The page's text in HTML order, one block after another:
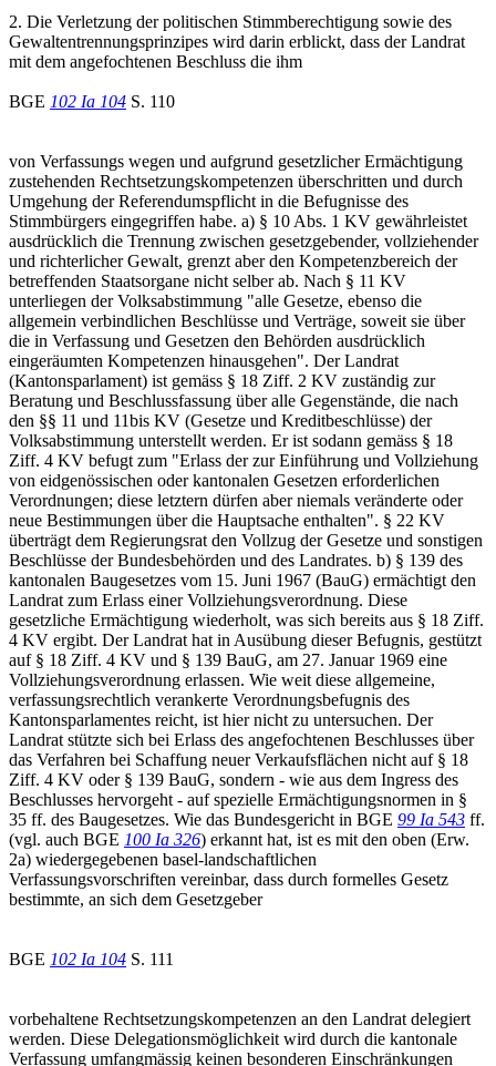
2. Die Verletzung der politischen Stimmberechtigung sowie des
Gewaltentrennungsprinzipes wird darin erblickt, dass der Landrat
mit dem angefochtenen Beschluss die ihm
BGE 102 Ia 104 S. 110
von Verfassungs wegen und aufgrund gesetzlicher Ermächtigung
zustehenden Rechtsetzungskompetenzen überschritten und durch
Umgehung der Referendumspflicht in die Befugnisse des
Stimmbürgers eingegriffen habe. a) § 10 Abs. 1 KV gewährleistet
ausdrücklich die Trennung zwischen gesetzgebender, vollziehender
und richterlicher Gewalt, grenzt aber den Kompetenzbereich der
betreffenden Staatsorgane nicht selber ab. Nach § 11 KV
unterliegen der Volksabstimmung "alle Gesetze, ebenso die
allgemein verbindlichen Beschlüsse und Verträge, soweit sie über
die in Verfassung und Gesetzen den Behörden ausdrücklich
eingeräumten Kompetenzen hinausgehen". Der Landrat
(Kantonsparlament) ist gemäss § 18 Ziff. 2 KV zuständig zur
Beratung und Beschlussfassung über alle Gegenstände, die nach
den §§ 11 und 11bis KV (Gesetze und Kreditbeschlüsse) der
Volksabstimmung unterstellt werden. Er ist sodann gemäss § 18
Ziff. 4 KV befugt zum "Erlass der zur Einführung und Vollziehung
von eidgenössischen oder kantonalen Gesetzen erforderlichen
Verordnungen; diese letztern dürfen aber niemals veränderte oder
neue Bestimmungen über die Hauptsache enthalten". § 22 KV
überträgt dem Regierungsrat den Vollzug der Gesetze und sonstigen
Beschlüsse der Bundesbehörden und des Landrates. b) § 139 des
kantonalen Baugesetzes vom 15. Juni 1967 (BauG) ermächtigt den
Landrat zum Erlass einer Vollziehungsverordnung. Diese
gesetzliche Ermächtigung wiederholt, was sich bereits aus § 18 Ziff.
4 KV ergibt. Der Landrat hat in Ausübung dieser Befugnis, gestützt
auf § 18 Ziff. 4 KV und § 139 BauG, am 27. Januar 1969 eine
Vollziehungsverordnung erlassen. Wie weit diese allgemeine,
verfassungsrechtlich verankerte Verordnungsbefugnis des
Kantonsparlamentes reicht, ist hier nicht zu untersuchen. Der
Landrat stützte sich bei Erlass des angefochtenen Beschlusses über
das Verfahren bei Schaffung neuer Verkaufsflächen nicht auf § 18
Ziff. 4 KV oder § 139 BauG, sondern - wie aus dem Ingress des
Beschlusses hervorgeht - auf spezielle Ermächtigungsnormen in §
35 ff. des Baugesetzes. Wie das Bundesgericht in BGE 99 Ia 543 ff.
(vgl. auch BGE 100 Ia 326) erkannt hat, ist es mit den oben (Erw.
2a) wiedergegebenen basel-landschaftlichen
Verfassungsvorschriften vereinbar, dass durch formelles Gesetz
bestimmte, an sich dem Gesetzgeber
BGE 102 Ia 104 S. 111
vorbehaltene Rechtsetzungskompetenzen an den Landrat delegiert
werden. Diese Delegationsmöglichkeit wird durch die kantonale
Verfassung umfangmässig keinen besonderen Einschränkungen